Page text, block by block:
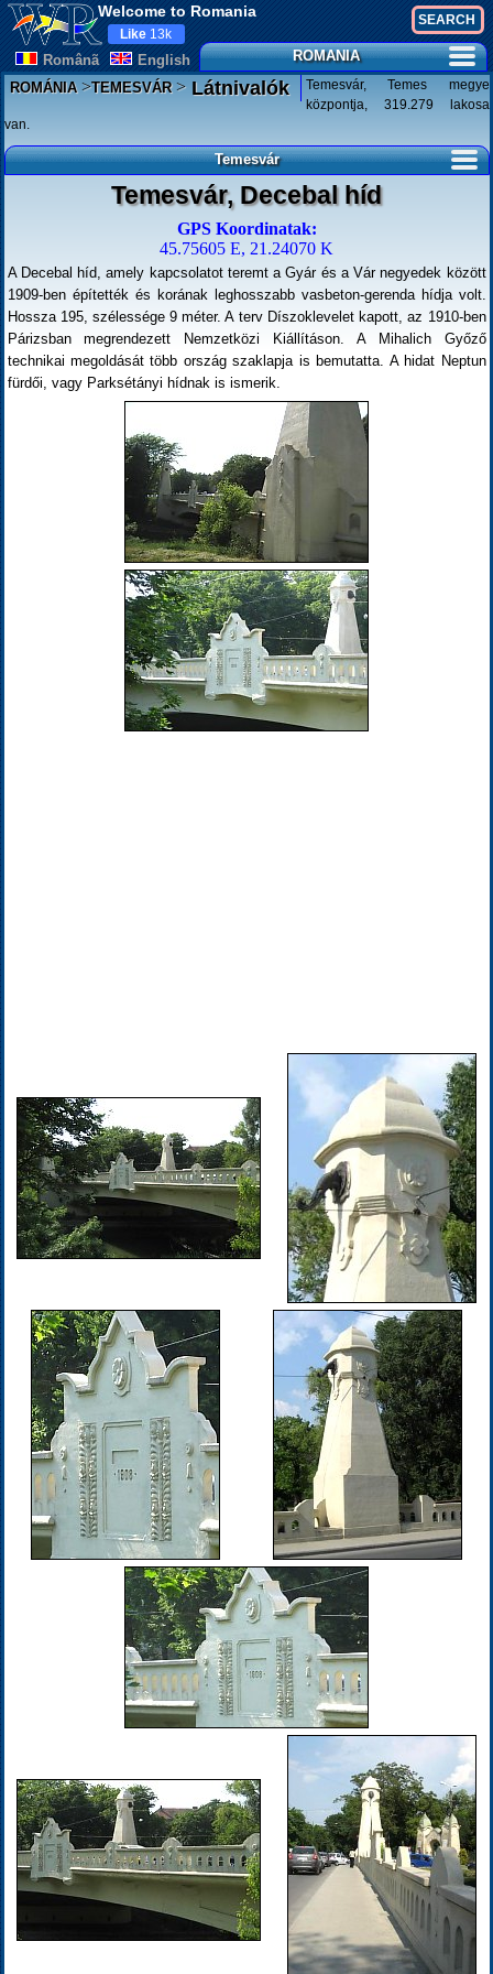
Welcome to Romania
Românã English
Like 13k
ROMANIA
ROMÁNIA>TEMESVÁR>Látnivalók
Temesvár, Temes megye
központja, 319.279 lakosa
van.
Temesvár
Temesvár, Decebal híd
GPS Koordinatak:
45.75605 E, 21.24070 K
A Decebal híd, amely kapcsolatot teremt a Gyár és a Vár negyedek között
1909-ben építették és korának leghosszabb vasbeton-gerenda hídja volt.
Hossza 195, szélessége 9 méter. A terv Díszoklevelet kapott, az 1910-ben
Párizsban megrendezett Nemzetközi Kiállításon. A Mihalich Győző
technikai megoldását több ország szaklapja is bemutatta. A hidat Neptun
fürdői, vagy Parksétányi hídnak is ismerik.